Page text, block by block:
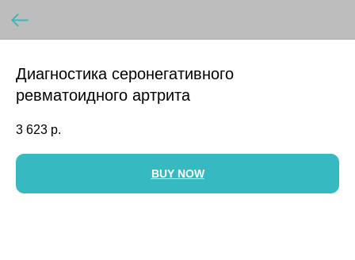
Диагностика серонегативного
ревматоидного артрита
3 623 р.
BUY NOW